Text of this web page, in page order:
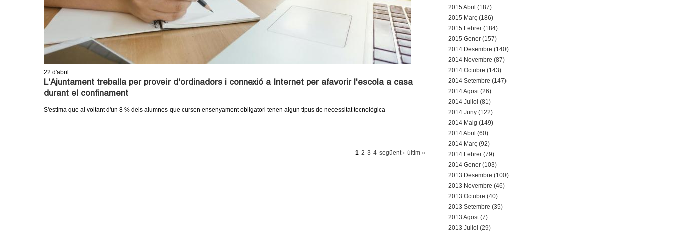
2015 Abril (187)
2015 Març (186)
2015 Febrer (184)
2015 Gener (157)
2014 Desembre (140)
2014 Novembre (87)
2014 Octubre (143)
2014 Setembre (147)
2014 Agost (26)
2014 Juliol (81)
2014 Juny (122)
2014 Maig (149)
2014 Abril (60)
2014 Març (92)
2014 Febrer (79)
2014 Gener (103)
2013 Desembre (100)
2013 Novembre (46)
2013 Octubre (40)
2013 Setembre (35)
2013 Agost (7)
2013 Juliol (29)
22 d'abril
L'Ajuntament treballa per proveir d'ordinadors i connexió a Internet per afavorir l'escola a casa
durant el confinament
S'estima que al voltant d'un 8 % dels alumnes que cursen ensenyament obligatori tenen algun tipus de necessitat tecnològica
1 2 3 4 següent › últim »